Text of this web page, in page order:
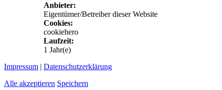
Anbieter:
Eigentümer/Betreiber dieser Website
Cookies:
cookiehero
Laufzeit:
1 Jahr(e)
Impressum | Datenschutzerklärung
Alle akzeptieren Speichern